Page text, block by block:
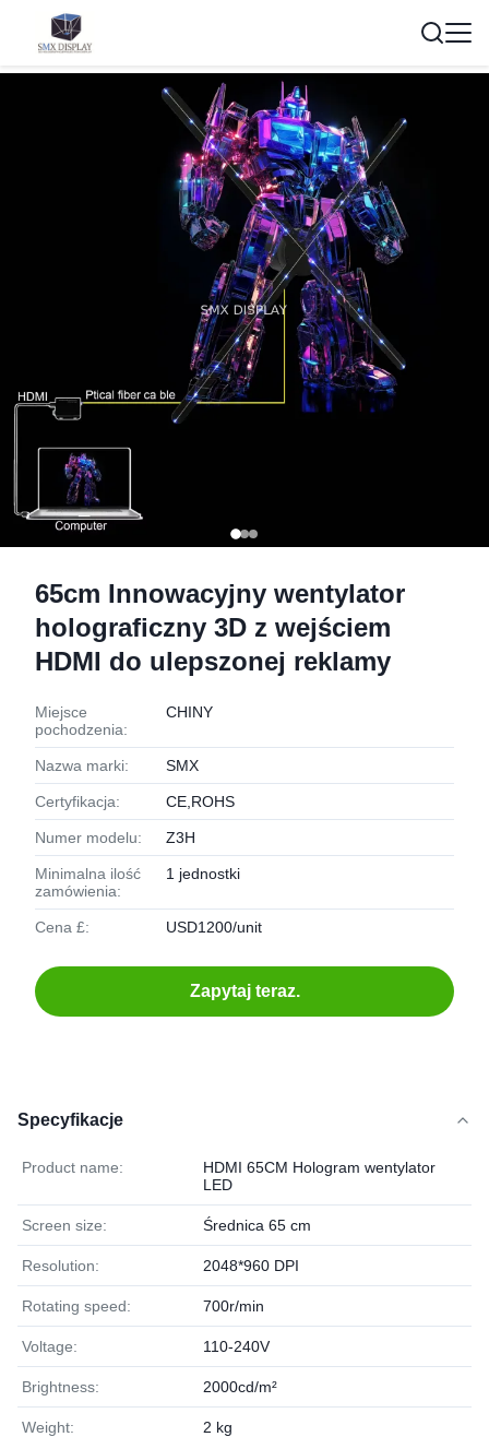
65cm Innowacyjny wentylator
holograficzny 3D z wejściem
HDMI do ulepszonej reklamy
Miejsce
pochodzenia:
CHINY
Nazwa marki: SMX
Certyfikacja: CE,ROHS
Numer modelu: Z3H
Minimalna ilość
zamówienia:
1 jednostki
Cena £: USD1200/unit
Zapytaj teraz.
Specyfikacje
Product name:
HDMI 65CM Hologram wentylator
LED
Screen size: Średnica 65 cm
Resolution: 2048*960 DPI
Rotating speed: 700r/min
Voltage: 110-240V
Brightness: 2000cd/m²
Weight: 2 kg